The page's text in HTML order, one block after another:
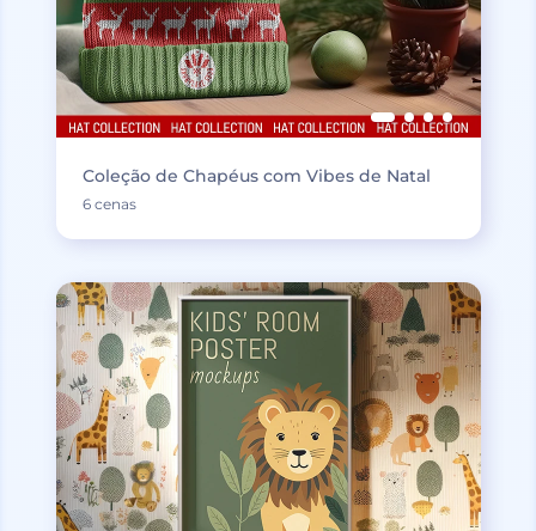
Coleção de Chapéus com Vibes de Natal
6 cenas